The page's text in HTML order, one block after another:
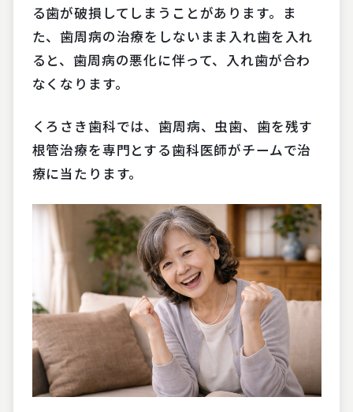
る歯が破損してしまうことがあります。ま
た、歯周病の治療をしないまま入れ歯を入れ
ると、歯周病の悪化に伴って、入れ歯が合わ
なくなります。
くろさき歯科では、歯周病、虫歯、歯を残す
根管治療を専門とする歯科医師がチームで治
療に当たります。